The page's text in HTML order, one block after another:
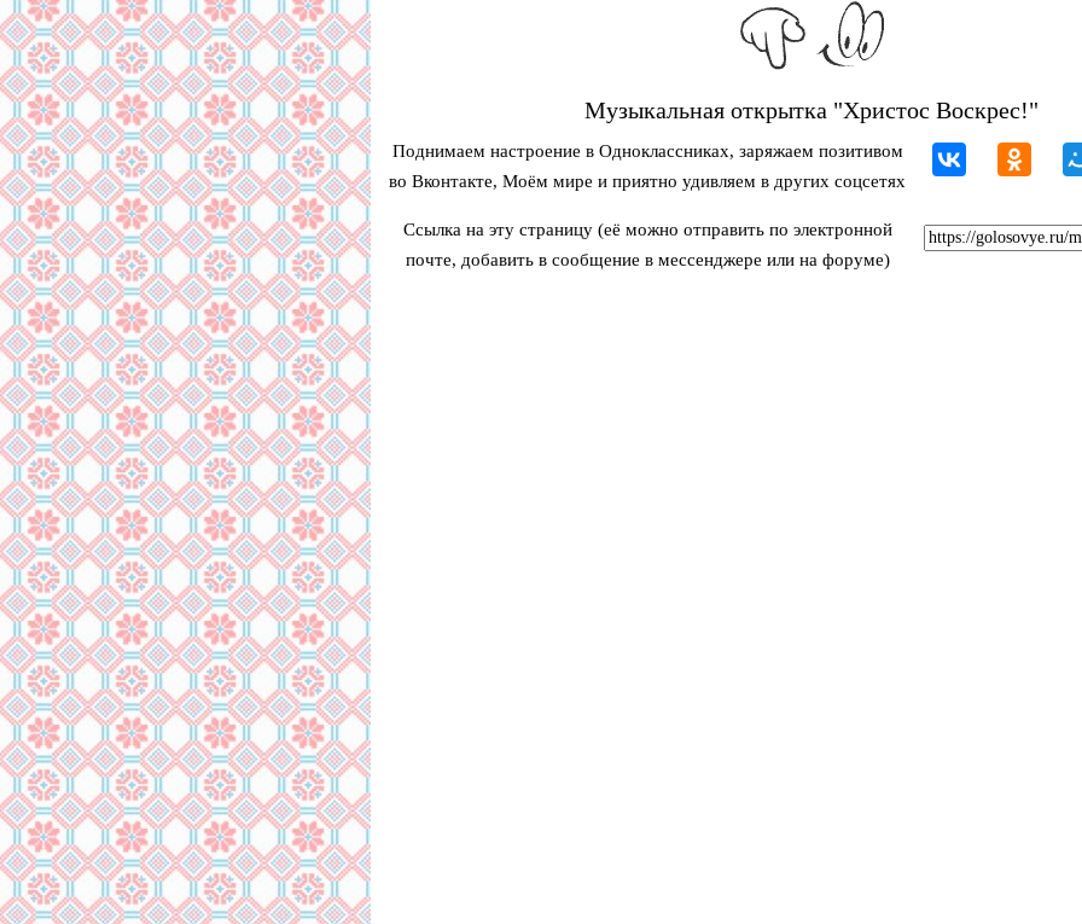
Музыкальная открытка "Христос Воскрес!"
Поднимаем настроение в Одноклассниках, заряжаем позитивом
во Вконтакте, Моём мире и приятно удивляем в других соцсетях
Ссылка на эту страницу (её можно отправить по электронной
почте, добавить в сообщение в мессенджере или на форуме)